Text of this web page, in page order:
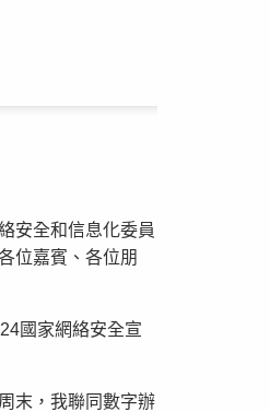
安全和信息化委員
位嘉賓、各位朋
國家網絡安全宣
末，我聯同數字辦